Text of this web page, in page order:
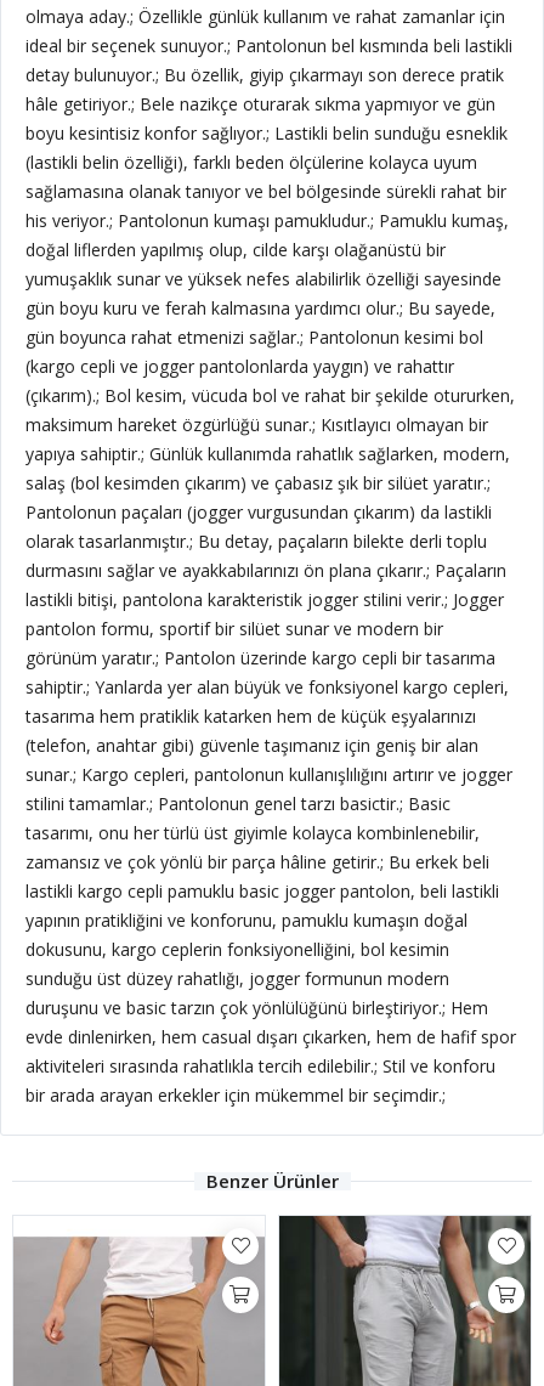
olmaya aday.; Özellikle günlük kullanım ve rahat zamanlar için
ideal bir seçenek sunuyor.; Pantolonun bel kısmında beli lastikli
detay bulunuyor.; Bu özellik, giyip çıkarmayı son derece pratik
hâle getiriyor.; Bele nazikçe oturarak sıkma yapmıyor ve gün
boyu kesintisiz konfor sağlıyor.; Lastikli belin sunduğu esneklik
(lastikli belin özelliği), farklı beden ölçülerine kolayca uyum
sağlamasına olanak tanıyor ve bel bölgesinde sürekli rahat bir
his veriyor.; Pantolonun kumaşı pamukludur.; Pamuklu kumaş,
doğal liflerden yapılmış olup, cilde karşı olağanüstü bir
yumuşaklık sunar ve yüksek nefes alabilirlik özelliği sayesinde
gün boyu kuru ve ferah kalmasına yardımcı olur.; Bu sayede,
gün boyunca rahat etmenizi sağlar.; Pantolonun kesimi bol
(kargo cepli ve jogger pantolonlarda yaygın) ve rahattır
(çıkarım).; Bol kesim, vücuda bol ve rahat bir şekilde otururken,
maksimum hareket özgürlüğü sunar.; Kısıtlayıcı olmayan bir
yapıya sahiptir.; Günlük kullanımda rahatlık sağlarken, modern,
salaş (bol kesimden çıkarım) ve çabasız şık bir silüet yaratır.;
Pantolonun paçaları (jogger vurgusundan çıkarım) da lastikli
olarak tasarlanmıştır.; Bu detay, paçaların bilekte derli toplu
durmasını sağlar ve ayakkabılarınızı ön plana çıkarır.; Paçaların
lastikli bitişi, pantolona karakteristik jogger stilini verir.; Jogger
pantolon formu, sportif bir silüet sunar ve modern bir
görünüm yaratır.; Pantolon üzerinde kargo cepli bir tasarıma
sahiptir.; Yanlarda yer alan büyük ve fonksiyonel kargo cepleri,
tasarıma hem pratiklik katarken hem de küçük eşyalarınızı
(telefon, anahtar gibi) güvenle taşımanız için geniş bir alan
sunar.; Kargo cepleri, pantolonun kullanışlılığını artırır ve jogger
stilini tamamlar.; Pantolonun genel tarzı basictir.; Basic
tasarımı, onu her türlü üst giyimle kolayca kombinlenebilir,
zamansız ve çok yönlü bir parça hâline getirir.; Bu erkek beli
lastikli kargo cepli pamuklu basic jogger pantolon, beli lastikli
yapının pratikliğini ve konforunu, pamuklu kumaşın doğal
dokusunu, kargo ceplerin fonksiyonelliğini, bol kesimin
sunduğu üst düzey rahatlığı, jogger formunun modern
duruşunu ve basic tarzın çok yönlülüğünü birleştiriyor.; Hem
evde dinlenirken, hem casual dışarı çıkarken, hem de hafif spor
aktiviteleri sırasında rahatlıkla tercih edilebilir.; Stil ve konforu
bir arada arayan erkekler için mükemmel bir seçimdir.;
Benzer Ürünler